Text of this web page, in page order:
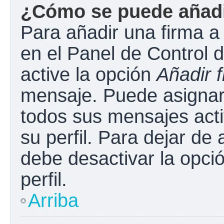
¿Cómo se puede
Para añadir una firma
en el Panel de Control
active la opciónAñadir
mensaje. Puede
todos sus mensajes
su perfil. Para dejar de
debe desactivar la
perfil.
Arriba